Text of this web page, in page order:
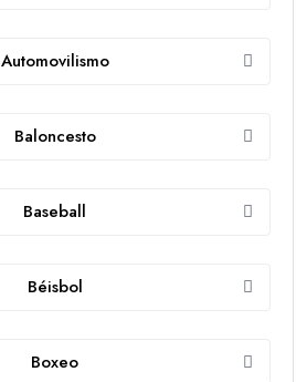
Automovilismo
Baloncesto
Baseball
Béisbol
Boxeo